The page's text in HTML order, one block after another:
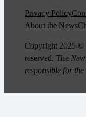
Privacy Policy
About the
Copyright 2025 ©
reserved. The
responsible for